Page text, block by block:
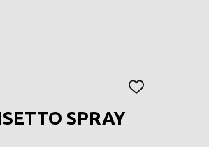
AGGIUNGI
SPRAY